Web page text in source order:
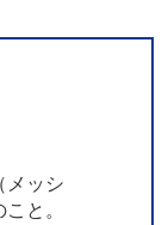
メッシ
と。